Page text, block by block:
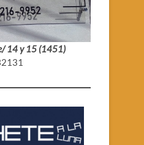
14 y 15 (1451)